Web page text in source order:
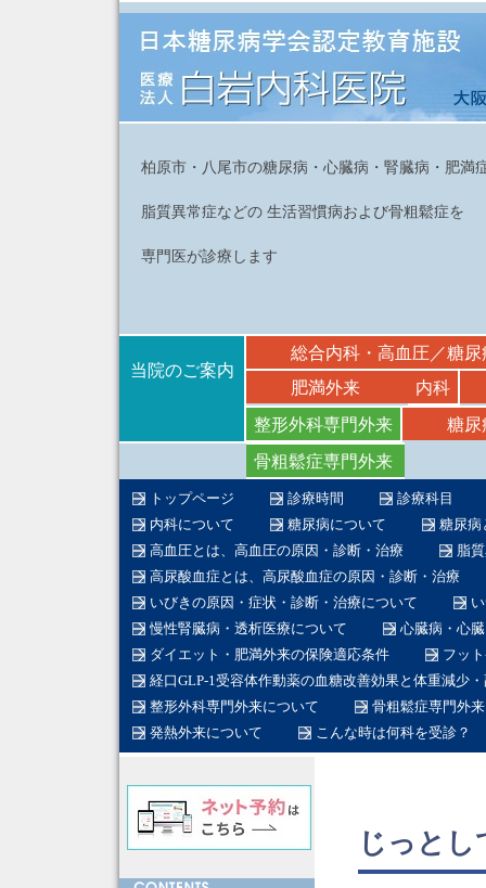
柏原市・八尾市の糖尿病・心臓病・腎臓病・肥満
脂質異常症などの 生活習慣病および骨粗鬆症を
専門医が診療します
当院のご案内
総合内科・高血圧／糖
肥満外来
内科
整形外科専門外来
糖尿
骨粗鬆症専門外来
トップページ 診療時間
診療科目
内科について
糖尿病について
糖尿病
高血圧とは、高血圧の原因・診断・治療
脂
高尿酸血症とは、高尿酸血症の原因・診断・治療
いびきの原因・症状・診断・治療について
慢性腎臓病・透析医療について
心臓病・心
ダイエット・肥満外来の保険適応条件
フッ
経口GLP-1受容体作動薬の血糖改善効果と体重減少
整形外科専門外来について
骨粗鬆症専門外
発熱外来について
こんな時は何科を受診？
じっと